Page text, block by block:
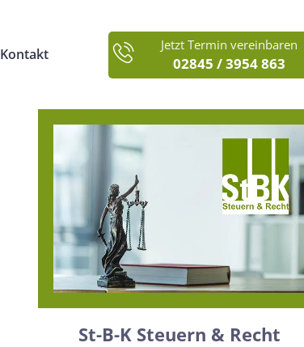
Kontakt
Jetzt Termin vereinbaren
02845 / 3954 863
St-B-K Steuern & Recht